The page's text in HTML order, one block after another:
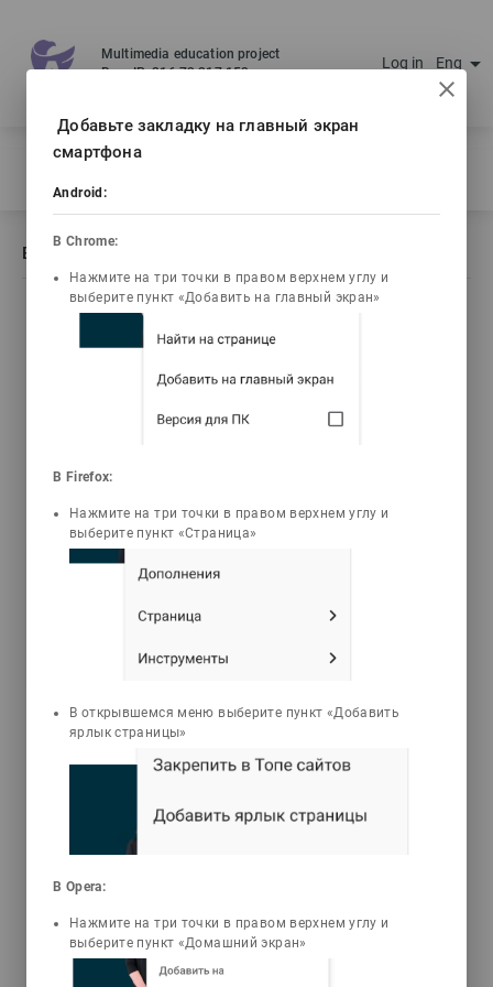
Multimedia education project
Ваш IP: 216.73.217.153
Log in Engarrow_drop_down
Home
/
Book description Бейорганикалық химия практикумы
list_alt library_books
Video lectures
3d_rotation
3D Animations
emoji_objects live_help
Кадырхановна
Бейорганикалық химия
оқу-әдістемелік нұсқаулық
бейорганикалық химияның типтік
бағдарламасына сәйкес әзірленген.
сабақтардың тақырыптары мен
сабақтың мазмұны және өткізу
әдістемесі, жаттығулар мен сабақта
қарастырылатын тақырыптың негізгі
Добавьте закладку на главный экран
смартфона
Android:
В Chrome:
Нажмите на три точки в правом верхнем углу и
выберите пункт «Добавить на главный экран»
В Firefox:
Нажмите на три точки в правом верхнем углу и
выберите пункт «Страница»
В открывшемся меню выберите пункт «Добавить
ярлык страницы»
В Opera:
Нажмите на три точки в правом верхнем углу и
выберите пункт «Домашний экран»